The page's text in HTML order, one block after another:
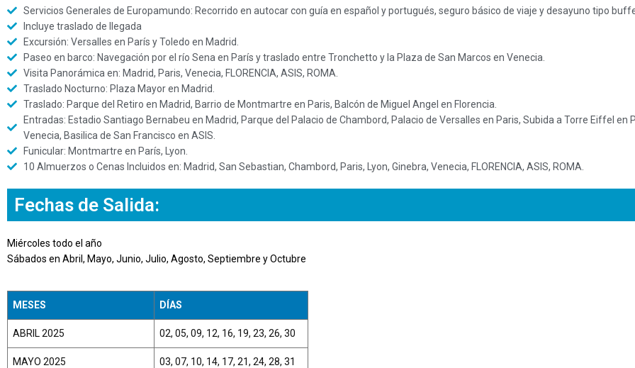
Servicios Generales de Europamundo: Recorrido en autocar con guía en español y portugués, seguro básico de viaje y desayuno tipo
Incluye traslado de llegada
Excursión: Versalles en París y Toledo en Madrid.
Paseo en barco: Navegación por el río Sena en París y traslado entre Tronchetto y la Plaza de San Marcos en Venecia.
Visita Panorámica en: Madrid, Paris, Venecia, FLORENCIA, ASIS, ROMA.
Traslado Nocturno: Plaza Mayor en Madrid.
Traslado: Parque del Retiro en Madrid, Barrio de Montmartre en Paris, Balcón de Miguel Angel en Florencia.
Entradas: Estadio Santiago Bernabeu en Madrid, Parque del Palacio de Chambord, Palacio de Versalles en Paris, Subida a Torre Eiffel en
Venecia, Basilica de San Francisco en ASIS.
Funicular: Montmartre en París, Lyon.
10 Almuerzos o Cenas Incluidos en: Madrid, San Sebastian, Chambord, Paris, Lyon, Ginebra, Venecia, FLORENCIA, ASIS, ROMA.
Fechas de Salida:
Miércoles todo el año
Sábados en Abril, Mayo, Junio, Julio, Agosto, Septiembre y Octubre
MESES DÍAS
ABRIL 2025 02, 05, 09, 12, 16, 19, 23, 26, 30
MAYO 2025 03, 07, 10, 14, 17, 21, 24, 28, 31